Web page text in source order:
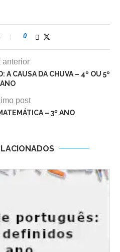
0
anterior
A CAUSA DA CHUVA – 4º OU 5º
ANO
post
– 3º ANO